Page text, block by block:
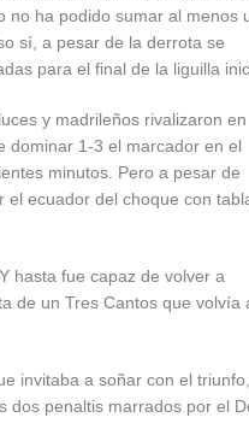
no ha podido sumar al menos
sí, a pesar de la derrota se
para el final de la liguilla
y madrileños rivalizaron en
dominar 1-3 el marcador en el
minutos. Pero a pesar de
el ecuador del choque con
hasta fue capaz de volver a
de un Tres Cantos que volvía
invitaba a soñar con el
dos penaltis marrados por el